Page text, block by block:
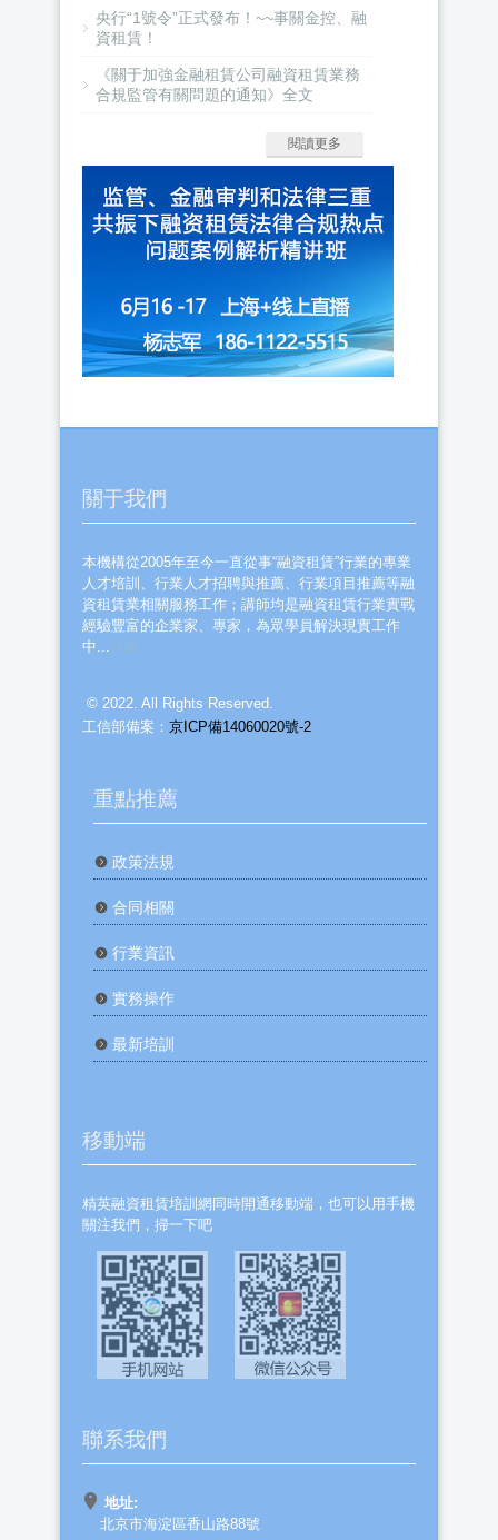
央行“1號令”正式發布！~~事關金控、融
資租賃！
《關于加強金融租賃公司融資租賃業務
合規監管有關問題的通知》全文
閱讀更多
關于我們
本機構從2005年至今一直從事“融資租賃”行業的專業
人才培訓、行業人才招聘與推薦、行業項目推薦等融
資租賃業相關服務工作；講師均是融資租賃行業實戰
經驗豐富的企業家、專家，為眾學員解決現實工作
中... 詳細
© 2022. All Rights Reserved.
工信部備案： 京ICP備14060020號-2
重點推薦
政策法規
合同相關
行業資訊
實務操作
最新培訓
移動端
精英融資租賃培訓網同時開通移動端，也可以用手機
關注我們，掃一下吧
聯系我們
地址:
北京市海淀區香山路88號